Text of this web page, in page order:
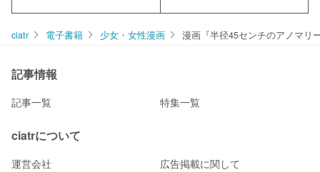
ciatr 電子書籍 少女・女性漫画 漫画『半径45センチのアノマリ
記事情報
記事一覧 特集一覧
ciatrについて
運営会社
広告掲載に関して